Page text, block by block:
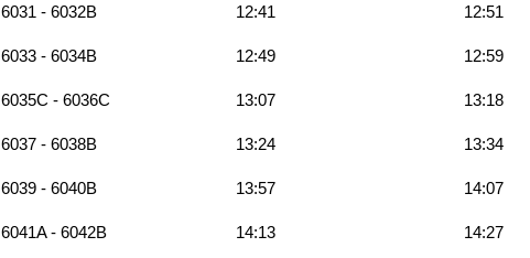
6031 - 6032B 12:41 12:51
6033 - 6034B 12:49 12:59
6035C - 6036C 13:07 13:18
6037 - 6038B 13:24 13:34
6039 - 6040B 13:57 14:07
6041A - 6042B 14:13 14:27